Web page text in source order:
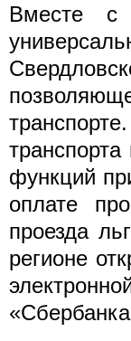
Вместе с
функций
оплате
проезда
регионе